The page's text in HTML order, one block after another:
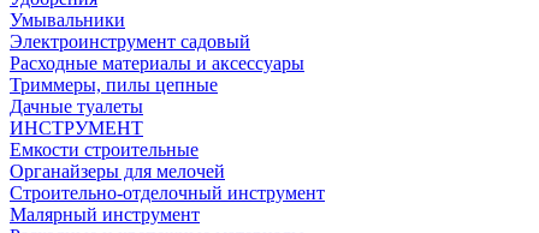
Умывальники
Электроинструмент садовый
Расходные материалы и аксессуары
Триммеры, пилы цепные
Дачные туалеты
ИНСТРУМЕНТ
Емкости строительные
Органайзеры для мелочей
Строительно-отделочный инструмент
Малярный инструмент